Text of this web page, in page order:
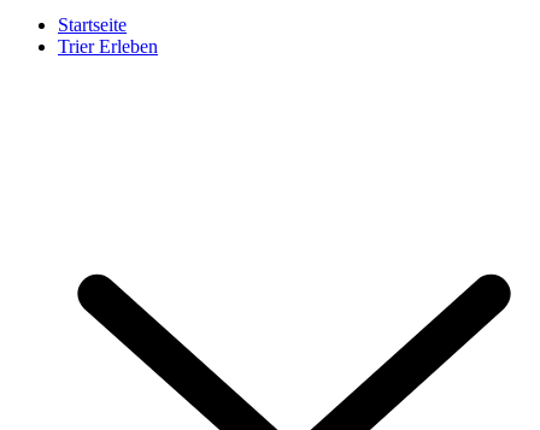
Startseite
Trier Erleben